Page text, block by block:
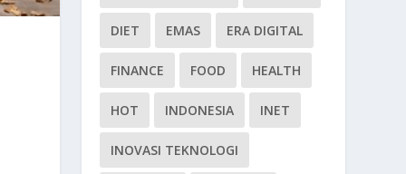
DIET EMAS ERA DIGITAL
FINANCE FOOD HEALTH
HOT INDONESIA INET
INOVASI TEKNOLOGI